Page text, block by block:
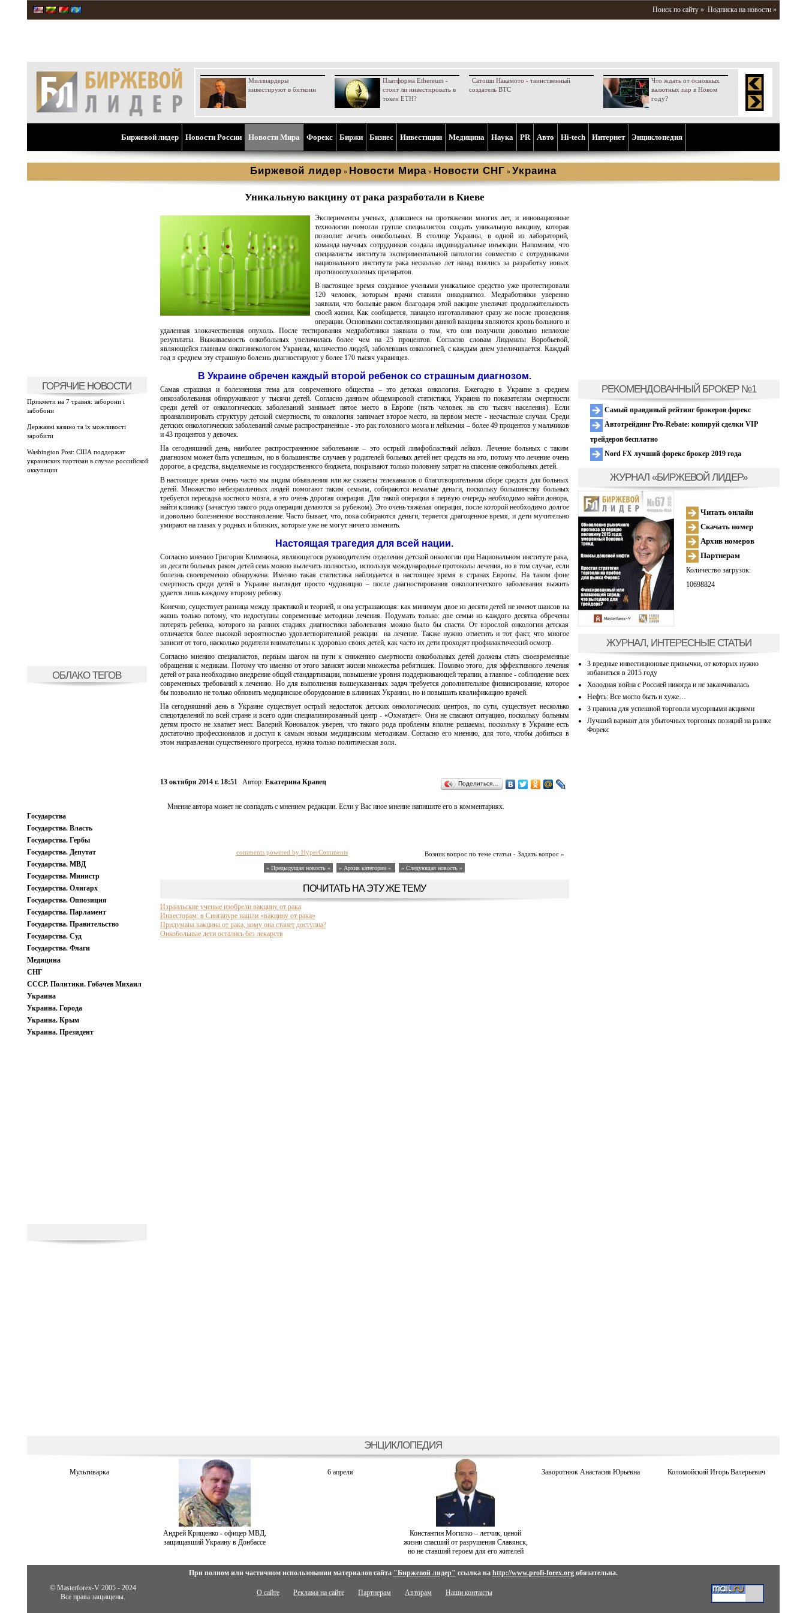
Поиск по сайту » Подписка на новости »
Миллиардеры
инвестируют в биткоин
Платформа Ethereum -
стоит ли инвестировать в
токен ETH?
Сатоши Накамото - таинственный
создатель BTC
Что ждать от основных
валютных пар в Новом
году?
Биржевой лидер Новости России Новости Мира Форекс Биржи Бизнес Инвестиции Медицина Наука PR Aвто Hi-tech Интернет Энциклопедия
Биржевой лидер » Новости Мира » Новости СНГ » Украина
ГОРЯЧИЕ НОВОСТИ
Прикмети на 7 травня: заборони і
забобони
Державні казино та їх можливості
заробити
Washington Post: США поддержат
украинских партизан в случае российской
оккупации
ОБЛАКО ТЕГОВ
Государства
Государства. Власть
Государства. Гербы
Государства. Депутат
Государства. МВД
Государства. Министр
Государства. Олигарх
Государства. Оппозиция
Государства. Парламент
Государства. Правительство
Государства. Суд
Государства. Флаги
Медицина
СНГ
СССР. Политики. Гобачев Михаил
Украина
Украина. Города
Украина. Крым
Украина. Президент
Уникальную вакцину от рака разработали в Киеве
Эксперименты ученых, длившиеся на протяжении многих лет, и инновационные
технологии помогли группе специалистов создать уникальную вакцину, которая
позволит лечить онкобольных. В столице Украины, в одной из лабораторий,
команда научных сотрудников создала индивидуальные инъекции. Напомним, что
специалисты института экспериментальной патологии совместно с сотрудниками
национального института рака несколько лет назад взялись за разработку новых
противоопухолевых препаратов.
В настоящее время созданное учеными уникальное средство уже протестировали
120 человек, которым врачи ставили онкодиагноз. Медработники уверенно
заявили, что больные раком благодаря этой вакцине увеличат продолжительность
своей жизни. Как сообщается, панацею изготавливают сразу же после проведения
операции. Основными составляющими данной вакцины являются кровь больного и
удаленная злокачественная опухоль. После тестирования медработники заявили о том, что они получили довольно неплохие
результаты. Выживаемость онкобольных увеличилась более чем на 25 процентов. Согласно словам Людмилы Воробьевой,
являющейся главным онкогинекологом Украины, количество людей, заболевших онкологией, с каждым днем увеличивается. Каждый
год в среднем эту страшную болезнь диагностируют у более 170 тысяч украинцев.
В Украине обречен каждый второй ребенок со страшным диагнозом.
Самая страшная и болезненная тема для современного общества – это детская онкология. Ежегодно в Украине в среднем
онкозаболевания обнаруживают у тысячи детей. Согласно данным общемировой статистики, Украина по показателям смертности
среди детей от онкологических заболеваний занимает пятое место в Европе (пять человек на сто тысяч населения). Если
проанализировать структуру детской смертности, то онкология занимает второе место, на первом месте - несчастные случаи. Среди
детских онкологических заболеваний самые распространенные - это рак головного мозга и лейкемия – более 49 процентов у мальчиков
и 43 процентов у девочек.
На сегодняшний день, наиболее распространенное заболевание – это острый лимфобластный лейкоз. Лечение больных с таким
диагнозом может быть успешным, но в большинстве случаев у родителей больных детей нет средств на это, потому что лечение очень
дорогое, а средства, выделяемые из государственного бюджета, покрывают только половину затрат на спасение онкобольных детей.
В настоящее время очень часто мы видим объявления или же сюжеты телеканалов о благотворительном сборе средств для больных
детей. Множество небезразличных людей помогают таким семьям, собираются немалые деньги, поскольку большинству больных
требуется пересадка костного мозга, а это очень дорогая операция. Для такой операции в первую очередь необходимо найти донора,
найти клинику (зачастую такого рода операции делаются за рубежом). Это очень тяжелая операция, после которой необходимо долгое
и довольно болезненное восстановление. Часто бывает, что, пока собираются деньги, теряется драгоценное время, и дети мучительно
умирают на глазах у родных и близких, которые уже не могут ничего изменить.
Настоящая трагедия для всей нации.
Согласно мнению Григория Климнюка, являющегося руководителем отделения детской онкологии при Национальном институте рака,
из десяти больных раком детей семь можно вылечить полностью, используя международные протоколы лечения, но в том случае, если
болезнь своевременно обнаружена. Именно такая статистика наблюдается в настоящее время в странах Европы. На таком фоне
смертность среди детей в Украине выглядит просто чудовищно – после диагностирования онкологического заболевания выжить
удается лишь каждому второму ребенку.
Конечно, существует разница между практикой и теорией, и она устрашающая: как минимум двое из десяти детей не имеют шансов на
жизнь только потому, что недоступны современные методики лечения. Подумать только: две семьи из каждого десятка обречены
потерять ребенка, которого на ранних стадиях диагностики заболевания можно было бы спасти. От взрослой онкологии детская
отличается более высокой вероятностью удовлетворительной реакции на лечение. Также нужно отметить и тот факт, что многое
зависит от того, насколько родители внимательны к здоровью своих детей, как часто их дети проходят профилактический осмотр.
Согласно мнению специалистов, первым шагом на пути к снижению смертности онкобольных детей должны стать своевременные
обращения к медикам. Потому что именно от этого зависят жизни множества ребятишек. Помимо этого, для эффективного лечения
детей от рака необходимо внедрение общей стандартизации, повышение уровня поддерживающей терапии, а главное - соблюдение всех
современных требований к лечению. Но для выполнения вышеуказанных задач требуется дополнительное финансирование, которое
бы позволило не только обновить медицинское оборудование в клиниках Украины, но и повышать квалификацию врачей.
На сегодняшний день в Украине существует острый недостаток детских онкологических центров, по сути, существует несколько
спецотделений по всей стране и всего один специализированный центр - «Охматдет». Они не спасают ситуацию, поскольку больным
детям просто не хватает мест. Валерий Коновалюк уверен, что такого рода проблемы вполне решаемы, поскольку в Украине есть
достаточно профессионалов и доступ к самым новым медицинским методикам. Согласно его мнению, для того, чтобы добиться в
этом направлении существенного прогресса, нужна только политическая воля.
13 октября 2014 г. 18:51 Автор: Екатерина Кравец Поделиться…
Мнение автора может не совпадать с мнением редакции. Если у Вас иное мнение напишите его в комментариях.
Возник вопрос по теме статьи - Задать вопрос »
comments powered by HyperComments
« Предыдущая новость « » Архив категории « » Следующая новость »
ПОЧИТАТЬ НА ЭТУ ЖЕ ТЕМУ
Израильские ученые изобрели вакцину от рака
Инвесторам: в Сингапуре нашли «вакцину от рака»
Придумана вакцина от рака, кому она станет доступна?
Онкобольные дети остались без лекарств
РЕКОМЕНДОВАННЫЙ БРОКЕР №1
Самый правдивый рейтинг брокеров форекс
Автотрейдинг Pro-Rebate: копируй сделки VIP
трейдеров бесплатно
Nord FX лучший форекс брокер 2019 года
ЖУРНАЛ «БИРЖЕВОЙ ЛИДЕР»
Читать онлайн
Скачать номер
Архив номеров
Партнерам
Количество загрузок:
10698824
ЖУРНАЛ, ИНТЕРЕСНЫЕ СТАТЬИ
3 вредные инвестиционные привычки, от которых нужно
избавиться в 2015 году
Холодная война с Россией никогда и не заканчивалась
Нефть: Все могло быть и хуже…
3 правила для успешной торговли мусорными акциями
Лучший вариант для убыточных торговых позиций на рынке
Форекс
ЭНЦИКЛОПЕДИЯ
Мультиварка
Андрей Крищенко - офицер МВД,
защищавший Украину в Донбассе
6 апреля
Константин Могилко – летчик, ценой
жизни спасший от разрушения Славянск,
но не ставший героем для его жителей
Заворотнюк Анастасия Юрьевна Коломойский Игорь Валерьевич
При полном или частичном использовании материалов сайта "Биржевой лидер" ссылка на http://www.profi-forex.orgобязательна.
© Masterforex-V 2005 - 2024
Все права защищены.
О сайте Реклама на сайте Партнерам Авторам Наши контакты